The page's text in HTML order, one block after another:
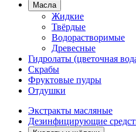
Масла
Жидкие
Твёрдые
Водорастворимые
Древесные
Гидролаты (цветочная
Скрабы
Фруктовые пудры
Отдушки
Экстракты масляные
Дезинфицирующие